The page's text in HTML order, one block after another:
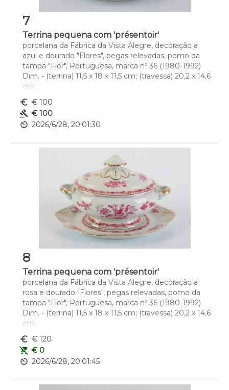
7
Terrina pequena com 'présentoir'
porcelana da Fábrica da Vista Alegre, decoração a
azul e dourado "Flores", pegas relevadas, pomo da
tampa "Flor", Portuguesa, marca nº 36 (1980-1992)
Dim. - (terrina) 11,5 x 18 x 11,5 cm; (travessa) 20,2 x 14,6
cm
euro_symbol € 100
gavel € 100
av_timer 2026/6/28, 20:01:30
8
Terrina pequena com 'présentoir'
porcelana da Fábrica da Vista Alegre, decoração a
rosa e dourado "Flores", pegas relevadas, pomo da
tampa "Flor", Portuguesa, marca nº 36 (1980-1992)
Dim. - (terrina) 11,5 x 18 x 11,5 cm; (travessa) 20,2 x 14,6
cm
euro_symbol € 120
remove_shopping_cart € 0
av_timer 2026/6/28, 20:01:45